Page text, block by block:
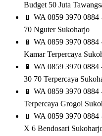
Budget 50 Juta
📱 WA 0859 3970 0884
70 Nguter Sukoharjo
📱 WA 0859 3970 0884
Kamar Terpercaya
📱 WA 0859 3970 0884
30 70 Terpercaya
📱 WA 0859 3970 0884
Terpercaya Grogol
📱 WA 0859 3970 0884
X 6 Bendosari